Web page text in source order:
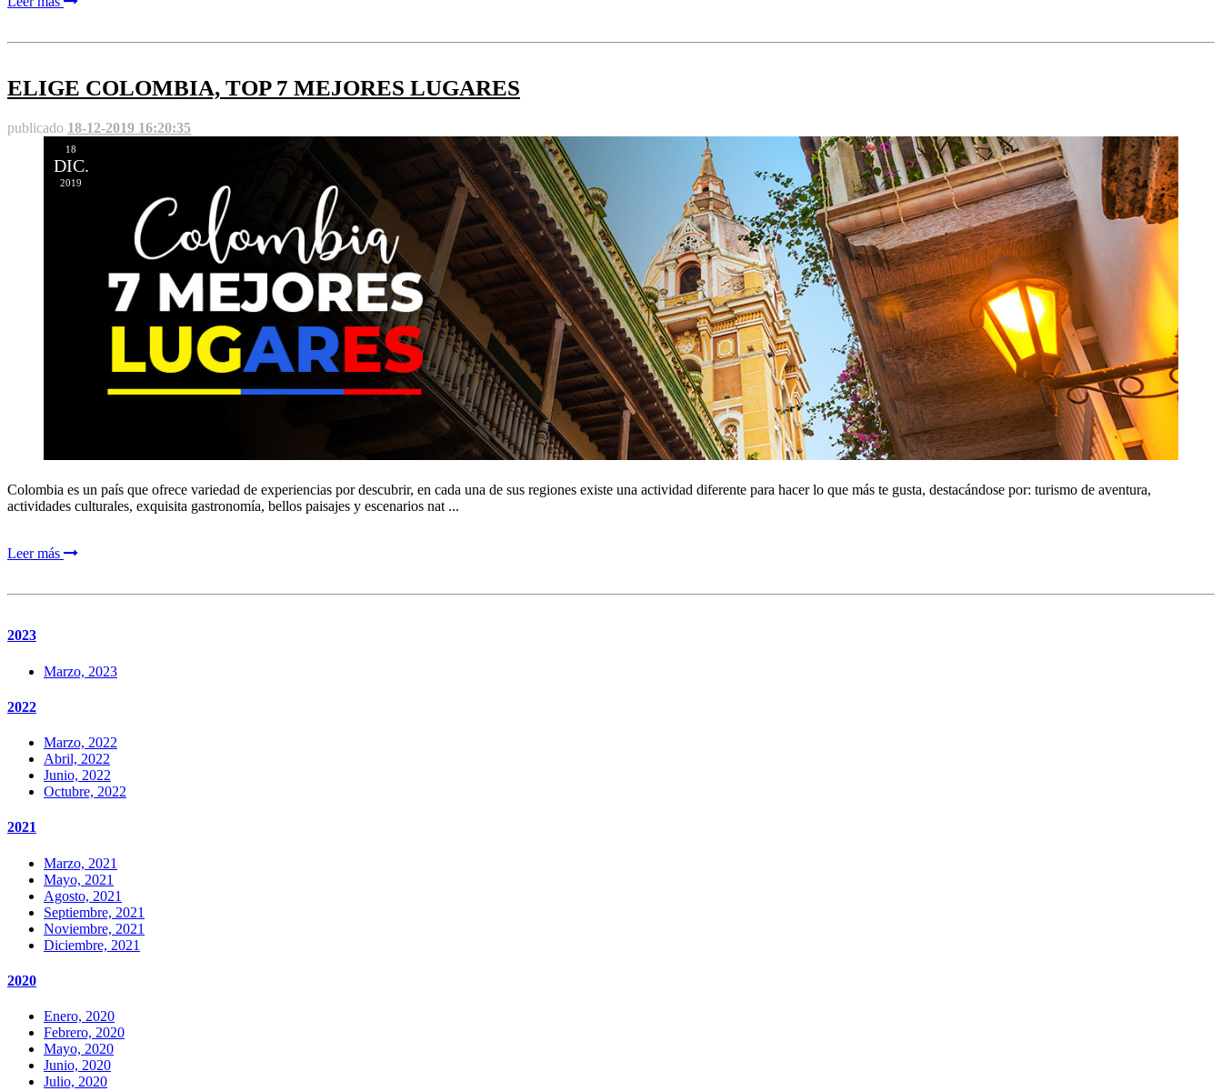
ELIGE COLOMBIA, TOP 7 MEJORES LUGARES
publicado 18-12-2019 16:20:35
18
DIC.
2019
Colombia es un país que ofrece variedad de experiencias por descubrir, en cada una de sus regiones existe una actividad diferente para hacer lo que más te gusta, destacándose por: turismo de aventura,
actividades culturales, exquisita gastronomía, bellos paisajes y escenarios nat ...
Leer más
2023
Marzo, 2023
2022
Marzo, 2022
Abril, 2022
Junio, 2022
Octubre, 2022
2021
Marzo, 2021
Mayo, 2021
Agosto, 2021
Septiembre, 2021
Noviembre, 2021
Diciembre, 2021
2020
Enero, 2020
Febrero, 2020
Mayo, 2020
Junio, 2020
Julio, 2020